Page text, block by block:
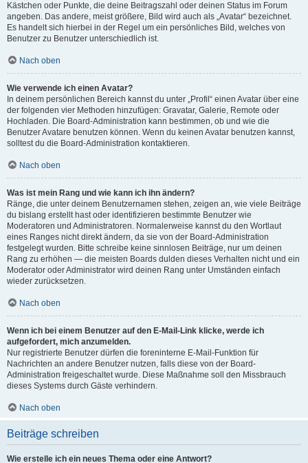
Kästchen oder Punkte, die deine Beitragszahl oder deinen Status im Forum
angeben. Das andere, meist größere, Bild wird auch als „Avatar“ bezeichnet.
Es handelt sich hierbei in der Regel um ein persönliches Bild, welches von
Benutzer zu Benutzer unterschiedlich ist.
Nach oben
Wie verwende ich einen Avatar?
In deinem persönlichen Bereich kannst du unter „Profil“ einen Avatar über eine
der folgenden vier Methoden hinzufügen: Gravatar, Galerie, Remote oder
Hochladen. Die Board-Administration kann bestimmen, ob und wie die
Benutzer Avatare benutzen können. Wenn du keinen Avatar benutzen kannst,
solltest du die Board-Administration kontaktieren.
Nach oben
Was ist mein Rang und wie kann ich ihn ändern?
Ränge, die unter deinem Benutzernamen stehen, zeigen an, wie viele Beiträge
du bislang erstellt hast oder identifizieren bestimmte Benutzer wie
Moderatoren und Administratoren. Normalerweise kannst du den Wortlaut
eines Ranges nicht direkt ändern, da sie von der Board-Administration
festgelegt wurden. Bitte schreibe keine sinnlosen Beiträge, nur um deinen
Rang zu erhöhen — die meisten Boards dulden dieses Verhalten nicht und ein
Moderator oder Administrator wird deinen Rang unter Umständen einfach
wieder zurücksetzen.
Nach oben
Wenn ich bei einem Benutzer auf den E-Mail-Link klicke, werde ich
aufgefordert, mich anzumelden.
Nur registrierte Benutzer dürfen die foreninterne E-Mail-Funktion für
Nachrichten an andere Benutzer nutzen, falls diese von der Board-
Administration freigeschaltet wurde. Diese Maßnahme soll den Missbrauch
dieses Systems durch Gäste verhindern.
Nach oben
Beiträge schreiben
Wie erstelle ich ein neues Thema oder eine Antwort?